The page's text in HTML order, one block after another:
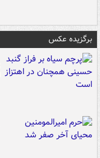
برگزیده عکس